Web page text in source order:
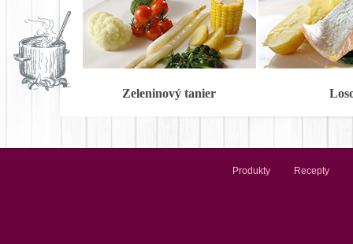
Zeleninový tanier
Produkty Recepty